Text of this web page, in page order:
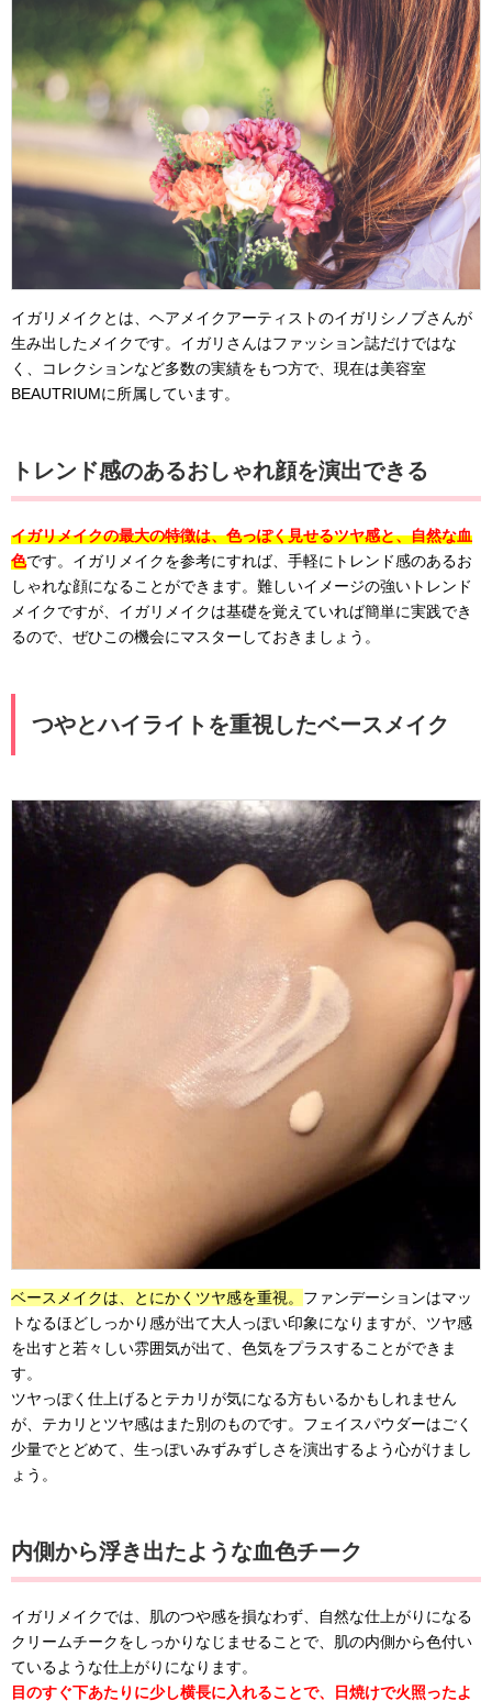
イガリメイクとは、ヘアメイクアーティストのイガリシノブさんが
生み出したメイクです。イガリさんはファッション誌だけではな
く、コレクションなど多数の実績をもつ方で、現在は美容室
BEAUTRIUMに所属しています。
トレンド感のあるおしゃれ顔を演出できる
イガリメイクの最大の特徴は、色っぽく見せるツヤ感と、自然な血
色です。イガリメイクを参考にすれば、手軽にトレンド感のあるお
しゃれな顔になることができます。難しいイメージの強いトレンド
メイクですが、イガリメイクは基礎を覚えていれば簡単に実践でき
るので、ぜひこの機会にマスターしておきましょう。
つやとハイライトを重視したベースメイク
ベースメイクは、とにかくツヤ感を重視。 ファンデーションはマッ
トなるほどしっかり感が出て大人っぽい印象になりますが、ツヤ感
を出すと若々しい雰囲気が出て、色気をプラスすることができま
す。
ツヤっぽく仕上げるとテカリが気になる方もいるかもしれません
が、テカリとツヤ感はまた別のものです。フェイスパウダーはごく
少量でとどめて、生っぽいみずみずしさを演出するよう心がけまし
ょう。
内側から浮き出たような血色チーク
イガリメイクでは、肌のつや感を損なわず、自然な仕上がりになる
クリームチークをしっかりなじませることで、肌の内側から色付い
ているような仕上がりになります。
目のすぐ下あたりに少し横長に入れることで、日焼けで火照ったよ